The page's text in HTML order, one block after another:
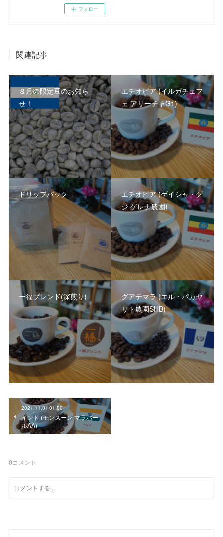
フォロー
関連記事
８月の限定豆のお知ら
せ！
エチオピア (イルガチェフ
ェ アリーチャG1)
ドリップバック
エチオピア (ゲイシャ・グ
ジ ゲレナ農園)
一福ブレンド(深煎り)
グアテマラ (エル・パカヤ
リト農園SHB)
2021.11.01 01:00
インド (モンスーン マラバー
ルAA)
0コメント